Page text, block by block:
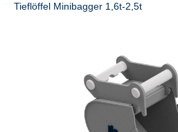
Tieflöffel Minibagger 1,6t-2,5t